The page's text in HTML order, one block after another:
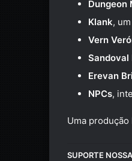
Dungeon
Klank,
Vern
Sandoval
Erevan
NPCs,
Uma produção
SUPORTE